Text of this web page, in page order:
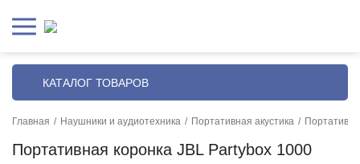
КАТАЛОГ ТОВАРОВ
Главная / Наушники и аудиотехника / Портативная акустика /
Портативная коронка JBL Partybox 1000